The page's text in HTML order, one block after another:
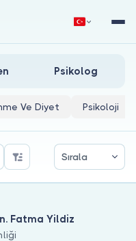
Giriş YapPsikolog
Ve Diyet Psikoloji
Sırala
Fatma Yildiz